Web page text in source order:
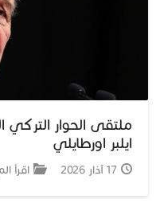
ملتقى الحوار التركي
ايلبر اورطايلي
17 آذار 2026 اقرأ